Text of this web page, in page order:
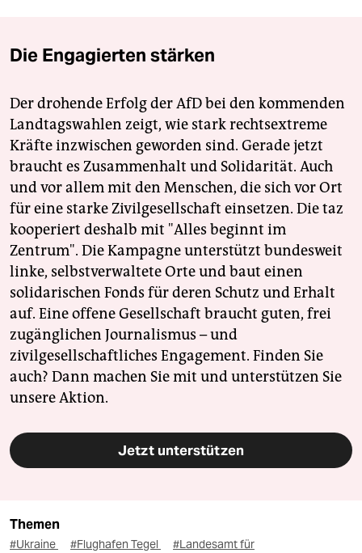
Die Engagierten stärken
Der drohende Erfolg der AfD bei den kommenden
Landtagswahlen zeigt, wie stark rechtsextreme
Kräfte inzwischen geworden sind. Gerade jetzt
braucht es Zusammenhalt und Solidarität. Auch
und vor allem mit den Menschen, die sich vor Ort
für eine starke Zivilgesellschaft einsetzen. Die taz
kooperiert deshalb mit "Alles beginnt im
Zentrum". Die Kampagne unterstützt bundesweit
linke, selbstverwaltete Orte und baut einen
solidarischen Fonds für deren Schutz und Erhalt
auf. Eine offene Gesellschaft braucht guten, frei
zugänglichen Journalismus – und
zivilgesellschaftliches Engagement. Finden Sie
auch? Dann machen Sie mit und unterstützen Sie
unsere Aktion.
Jetzt unterstützen
Themen
#Ukraine #Flughafen Tegel #Landesamt für